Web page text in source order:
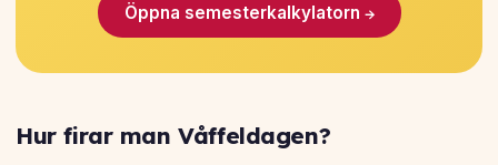
Öppna semesterkalkylatorn →
Hur firar man Våffeldagen?